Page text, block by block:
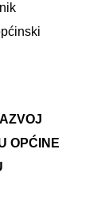
OPĆINE